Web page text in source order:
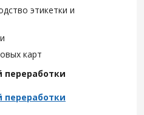
этикетки и
карт
переработки
переработки